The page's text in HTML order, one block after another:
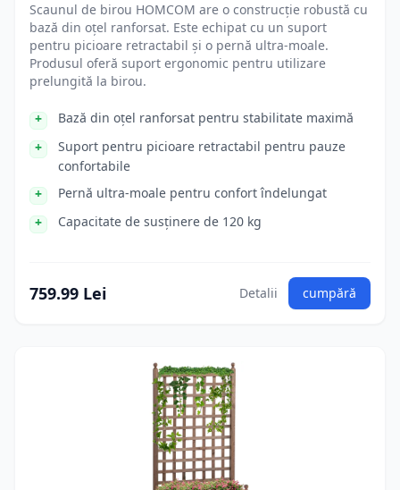
Scaunul de birou HOMCOM are o construcție robustă cu
bază din oțel ranforsat. Este echipat cu un suport
pentru picioare retractabil și o pernă ultra-moale.
Produsul oferă suport ergonomic pentru utilizare
prelungită la birou.
Bază din oțel ranforsat pentru stabilitate maximă
Suport pentru picioare retractabil pentru pauze
confortabile
Pernă ultra-moale pentru confort îndelungat
Capacitate de susținere de 120 kg
759.99 Lei Detalii cumpără